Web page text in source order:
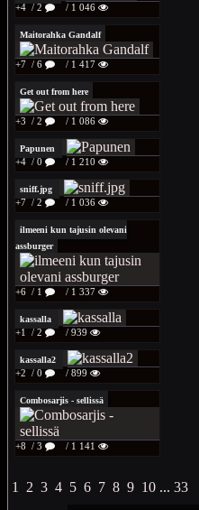
+4 / 2 / 1 046
Maitorahka Gandalf
+7 / 6 / 1 417
Get out from here
+3 / 2 / 1 086
Papunen
+4 / 0 / 1 210
sniff.jpg
+7 / 2 / 1 036
ilmeeni kun tajusin olevani
assburger
+6 / 1 / 1 337
kassalla
+1 / 2 / 939
kassalla2
+2 / 0 / 899
Combosarjis - sellissä
+8 / 3 / 1 141
1 2 3 4 5 6 7 8 9 10 ... 33